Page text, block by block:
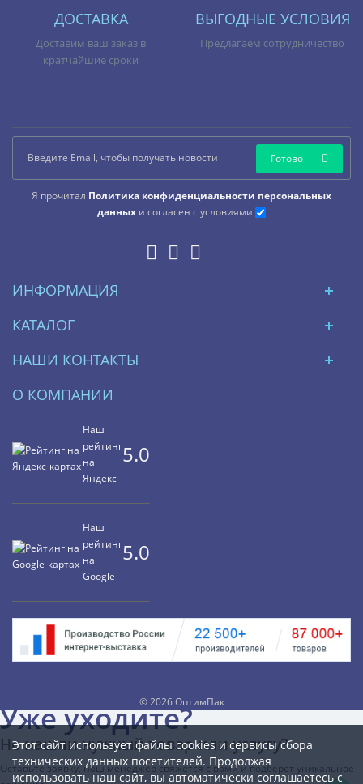
ДОСТАВКА
Доставим ваш заказ в
кратчайшие сроки
ВЫГОДНЫЕ УСЛОВИЯ
Предлагаем сотрудничество
Я прочитал Политика конфиденциальности персональных
данных и согласен с условиями
Готово
ИНФОРМАЦИЯ
КАТАЛОГ
НАШИ КОНТАКТЫ
О КОМПАНИИ
Наш
рейтинг
на
Яндекс
5.0
Наш
рейтинг
на
Google
5.0
©2026 ОптимПак
Этот сайт использует файлы cookies и сервисы сбора
технических данных посетителей. Продолжая
использовать наш сайт, вы автоматически соглашаетесь с
Уже уходите?
Не нашли нужный товар или услугу?
Оставьте заявку, наш менеджер свяжется с вами и подберет уникальное